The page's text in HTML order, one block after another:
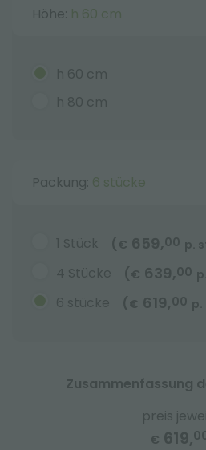
Höhe: h 60 cm
h 60 cm
h 80 cm
Packung: 6 stücke
1 Stück ( € 659,00 p.
4 Stücke
( € 639,00
6 stücke
( € 619,00 p.
Zusammenfassung
preis
€ 619,